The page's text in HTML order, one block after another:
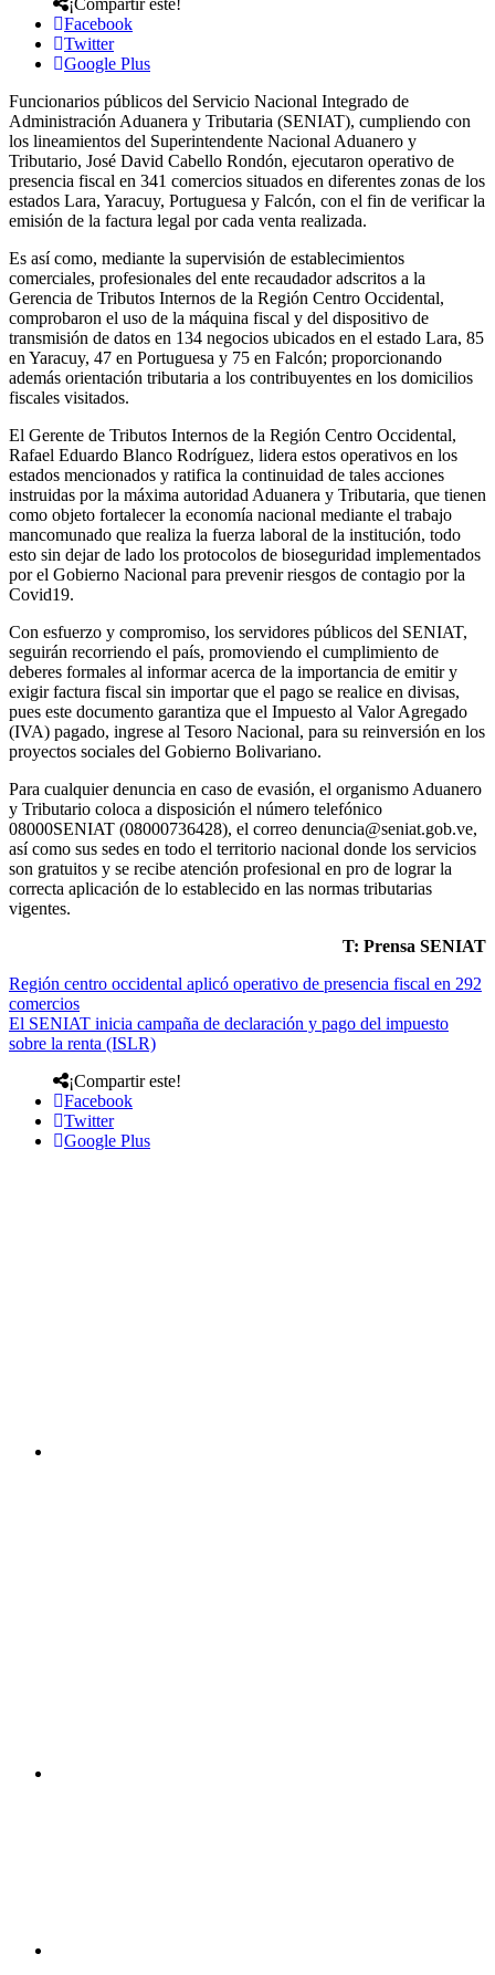
Facebook
Twitter
Google Plus
Funcionarios públicos del Servicio Nacional Integrado de
Administración Aduanera y Tributaria (SENIAT), cumpliendo con
los lineamientos del Superintendente Nacional Aduanero y
Tributario, José David Cabello Rondón, ejecutaron operativo de
presencia fiscal en 341 comercios situados en diferentes zonas de los
estados Lara, Yaracuy, Portuguesa y Falcón, con el fin de verificar la
emisión de la factura legal por cada venta realizada.
Es así como, mediante la supervisión de establecimientos
comerciales, profesionales del ente recaudador adscritos a la
Gerencia de Tributos Internos de la Región Centro Occidental,
comprobaron el uso de la máquina fiscal y del dispositivo de
transmisión de datos en 134 negocios ubicados en el estado Lara, 85
en Yaracuy, 47 en Portuguesa y 75 en Falcón; proporcionando
además orientación tributaria a los contribuyentes en los domicilios
fiscales visitados.
El Gerente de Tributos Internos de la Región Centro Occidental,
Rafael Eduardo Blanco Rodríguez, lidera estos operativos en los
estados mencionados y ratifica la continuidad de tales acciones
instruidas por la máxima autoridad Aduanera y Tributaria, que tienen
como objeto fortalecer la economía nacional mediante el trabajo
mancomunado que realiza la fuerza laboral de la institución, todo
esto sin dejar de lado los protocolos de bioseguridad implementados
por el Gobierno Nacional para prevenir riesgos de contagio por la
Covid19.
Con esfuerzo y compromiso, los servidores públicos del SENIAT,
seguirán recorriendo el país, promoviendo el cumplimiento de
deberes formales al informar acerca de la importancia de emitir y
exigir factura fiscal sin importar que el pago se realice en divisas,
pues este documento garantiza que el Impuesto al Valor Agregado
(IVA) pagado, ingrese al Tesoro Nacional, para su reinversión en los
proyectos sociales del Gobierno Bolivariano.
Para cualquier denuncia en caso de evasión, el organismo Aduanero
y Tributario coloca a disposición el número telefónico
08000SENIAT (08000736428), el correo denuncia@seniat.gob.ve,
así como sus sedes en todo el territorio nacional donde los servicios
son gratuitos y se recibe atención profesional en pro de lograr la
correcta aplicación de lo establecido en las normas tributarias
vigentes.
T: Prensa SENIAT
Región centro occidental aplicó operativo de presencia fiscal en 292
comercios
El SENIAT inicia campaña de declaración y pago del impuesto
sobre la renta (ISLR)
¡Compartir este!
Facebook
Twitter
Google Plus